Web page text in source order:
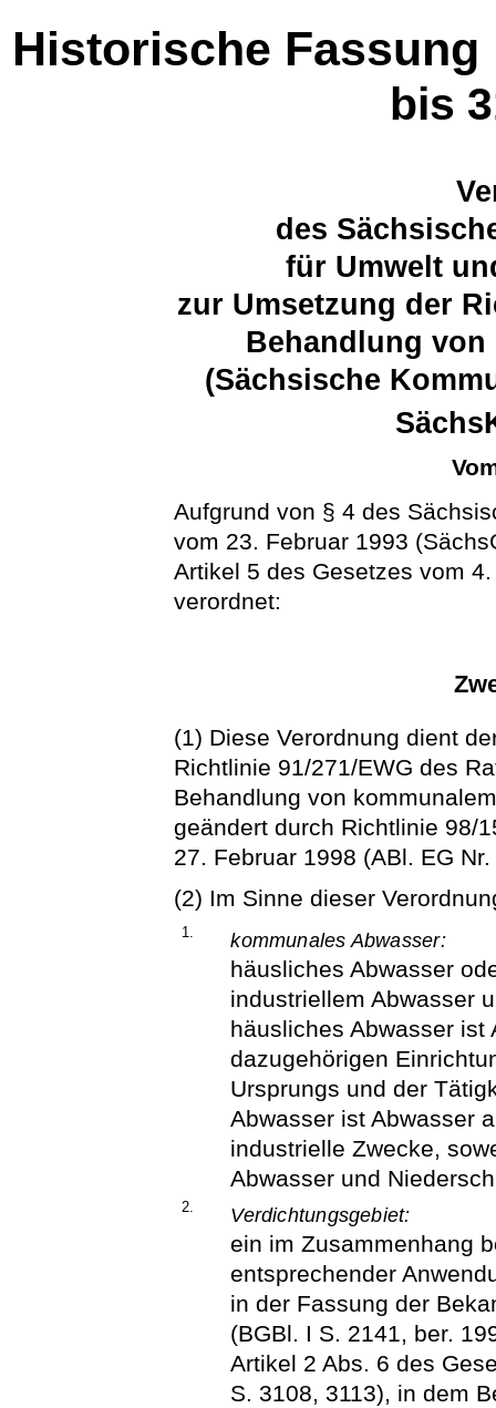
Historische Fassung
bis
des
für Umwelt
zur Umsetzung der
Behandlung von
(Sächsische
Aufgrund von § 4 des
vom 23. Februar 1993
Artikel 5 des Gesetzes vom
verordnet:
(1) Diese Verordnung dient
Richtlinie 91/271/EWG des
Behandlung von
geändert durch Richtlinie 98/
27. Februar 1998 (ABl. EG
(2) Im Sinne dieser
1. kommunales Abwasser:
häusliches Abwasser
industriellem Abwasser
häusliches Abwasser ist
dazugehörigen
Ursprungs und der
Abwasser ist Abwasser
industrielle Zwecke,
Abwasser und
2. Verdichtungsgebiet:
ein im Zusammenhang
entsprechender
in der Fassung der
(BGBl. I S. 2141, ber.
Artikel 2 Abs. 6 des
S. 3108, 3113), in dem